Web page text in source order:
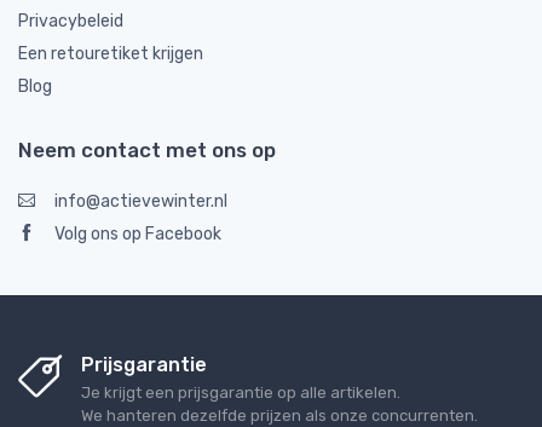
Privacybeleid
Een retouretiket krijgen
Blog
Neem contact met ons op
info@actievewinter.nl
Volg ons op Facebook
Prijsgarantie
Je krijgt een prijsgarantie op alle artikelen.
We hanteren dezelfde prijzen als onze concurrenten.